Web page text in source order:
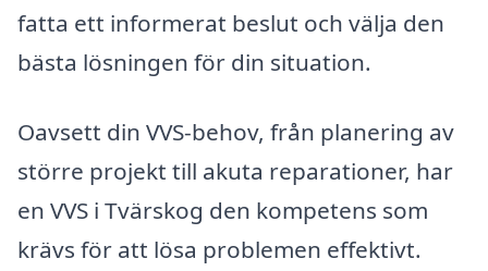
fatta ett informerat beslut och välja den
bästa lösningen för din situation.
Oavsett din VVS-behov, från planering av
större projekt till akuta reparationer, har
en VVS i Tvärskog den kompetens som
krävs för att lösa problemen effektivt.